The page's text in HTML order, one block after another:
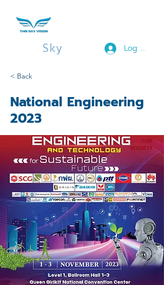
Log In
Sky
< Back
National Engineering
2023